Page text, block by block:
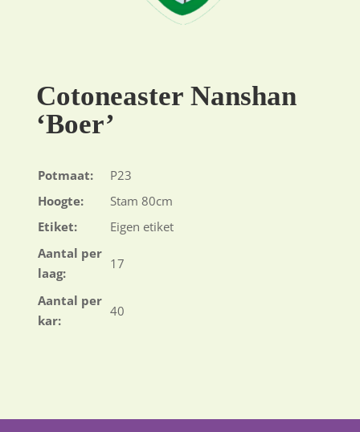
Cotoneaster Nanshan
‘Boer’
Potmaat:
P23
Hoogte:
Stam 80cm
Etiket:
Eigen etiket
Aantal per
laag:
17
Aantal per
kar:
40